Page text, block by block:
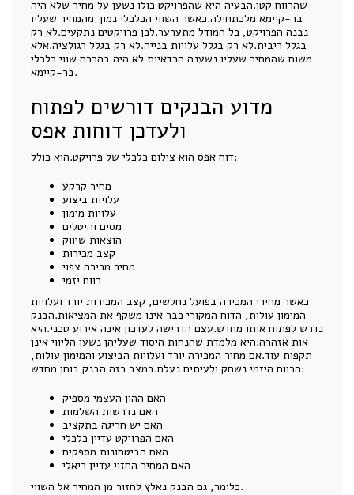
שהרווח קטן.הבעיה היא שהפרויקט כולו נשען על מחיר שלא היה
בר-קיימא מלכתחילה.כאשר השווי הכלכלי נמוך מהמחיר שעליו
נבנה הפרויקט, כל המודל מתערער.לכן פרויקטים נתקעים.לא רק
בגלל ריבית.לא רק בגלל עלויות בנייה.לא רק בגלל רגולציה.אלא
משום שהמחיר שעליו נשענה הכדאיות לא היה בהכרח שווי כלכלי
בר-קיימא.
מדוע הבנקים דורשים לפתוח
ולעדכן דוחות אפס
דוח אפס הוא צילום כלכלי של פרויקט.הוא כולל:
מחיר קרקע
עלויות ביצוע
עלויות מימון
מסים והיטלים
הוצאות שיווק
קצב מכירות
מחיר מכירה צפוי
רווח יזמי
כאשר מחירי המכירה בפועל נחלשים, קצב המכירות יורד ועלויות
המימון עולות, הדוח המקורי כבר אינו משקף את המציאות.הבנק
נדרש לפתוח אותו מחדש.עצם הדרישה לעדכון אינה אירוע טכני.היא
אות אזהרה.היא מלמדת שהנחות היסוד שעליהן נשען הליווי אינן
תקפות עוד.אם מחיר המכירה יורד ועלויות הביצוע והמימון עולות,
הרווח היזמי נשחק ולעיתים נעלם.במצב כזה הבנק בוחן מחדש:
האם ההון העצמי מספיק
האם נדרשות השלמות
האם יש חריגה בתקציב
האם הפרויקט עדיין כלכלי
האם הביטחונות מספקים
האם המחיר החזוי עדיין ריאלי
כלומר, גם הבנק נאלץ לחזור מן המחיר אל השווי.